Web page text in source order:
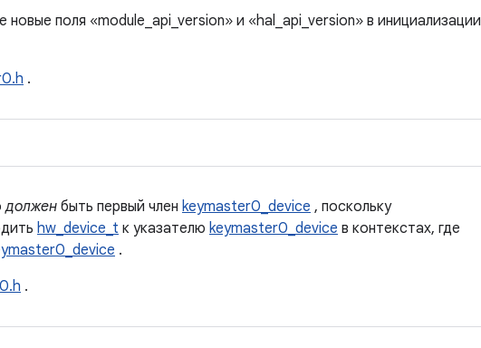
поля «module_api_version» и «hal_api_version» в инициализации
.
должен быть первый член keymaster0_device , поскольку
hw_device_t к указателю keymaster0_device в контекстах, где
.
.